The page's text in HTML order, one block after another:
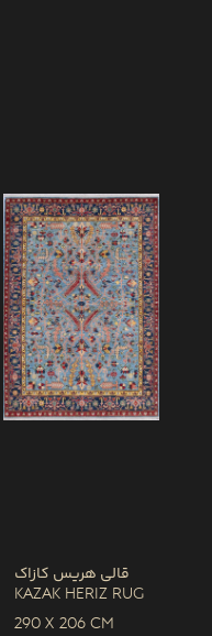
قالی هریس کازاک
Kazak Heriz Rug
290 x 206 CM